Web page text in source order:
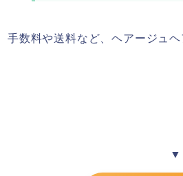
手数料や送料など、ヘアージュ